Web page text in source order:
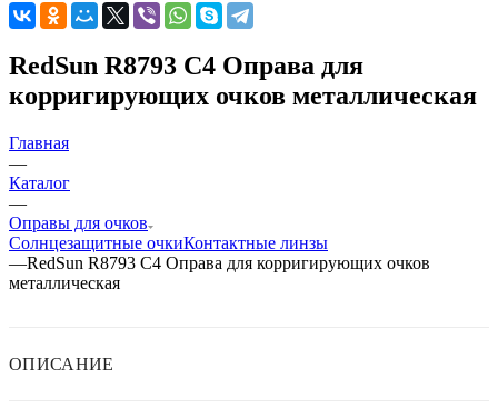
RedSun R8793 C4 Оправа для
корригирующих очков металлическая
Главная
—
Каталог
—
Оправы для очков
Солнцезащитные очкиКонтактные линзы
—RedSun R8793 C4 Оправа для корригирующих очков
металлическая
ОПИСАНИЕ